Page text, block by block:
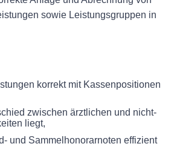
sowie Leistungsgruppen in
korrekt mit Kassenpositionen
zwischen ärztlichen und nicht-
liegt,
und Sammelhonorarnoten effizient